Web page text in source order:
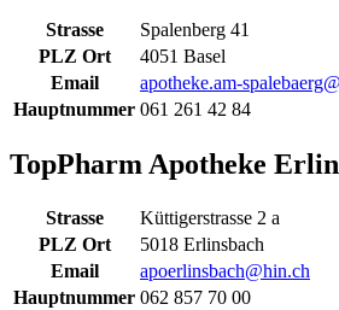
Strasse
Spalenberg 41
PLZ Ort
4051 Basel
Email
apotheke.am-
Hauptnummer 061 261 42 84
TopPharm Apotheke
Strasse
Küttigerstrasse 2 a
PLZ Ort
5018 Erlinsbach
Email
apoerlinsbach@hin.ch
Hauptnummer 062 857 70 00